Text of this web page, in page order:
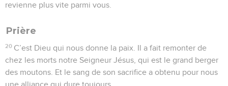
revienne plus vite parmi vous.
Prière
20 C’est Dieu qui nous donne la paix. Il a fait remonter de
chez les morts notre Seigneur Jésus, qui est le grand berger
des moutons. Et le sang de son sacrifice a obtenu pour nous
une alliance qui dure toujours.